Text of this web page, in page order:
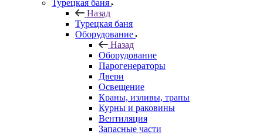
Турецкая баня
Назад
Турецкая баня
Оборудование
Назад
Оборудование
Парогенераторы
Двери
Освещение
Краны, изливы, трапы
Курны и раковины
Вентиляция
Запасные части